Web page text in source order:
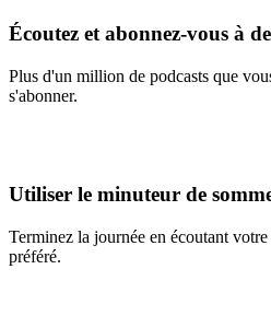
Écoutez et abonnez-vous à
Plus d'un million de podcasts que
s'abonner.
Utiliser le minuteur de
Terminez la journée en écoutant
préféré.